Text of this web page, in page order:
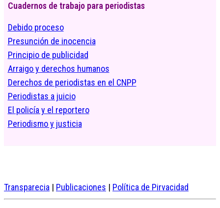
Cuadernos de trabajo para periodistas
Debido proceso
Presunción de inocencia
Principio de publicidad
Arraigo y derechos humanos
Derechos de periodistas en el CNPP
Periodistas a juicio
El policía y el reportero
Periodismo y justicia
Transparecia | Publicaciones | Política de Pirvacidad